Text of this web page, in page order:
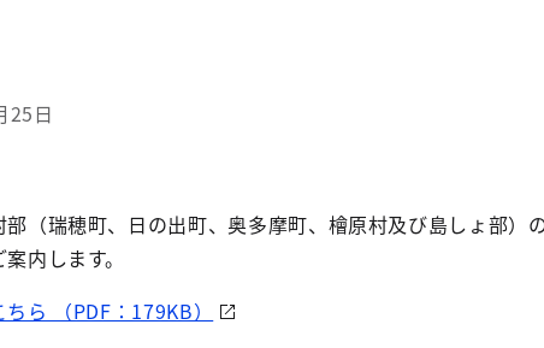
25日
（瑞穂町、日の出町、奥多摩町、檜原村及び島しょ部）
内します。
ら （PDF：179KB）